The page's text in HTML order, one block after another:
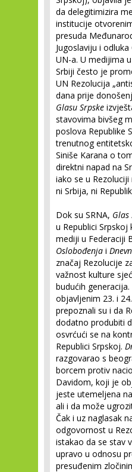
da delegitimizira
institucije
presuda
Jugoslaviju i
UN-a. U medijima
Srbiji često je
UN Rezolucija
dana prije
Glasu Srpske
stavovima bivšeg
poslova Republike
trenutnog
Siniše Karana o
direktni napad na
iako se u
ni Srbija, ni
Dok su SRNA, Glas
u Republici Srpskoj
mediji u Federaciji
Oslobođenja i
značaj Rezolucije
važnost kulture
budućih
objavljenim 23. i
prepoznali su i da
dodatno produbiti
osvrćući se na
Republici Srpskoj.
razgovarao s
borcem protiv
Davidom, koji je
jeste utemeljena
ali i da može
Čak i uz naglasak
odgovornost u
istakao da se stav
upravo u odnosu
presuđenim